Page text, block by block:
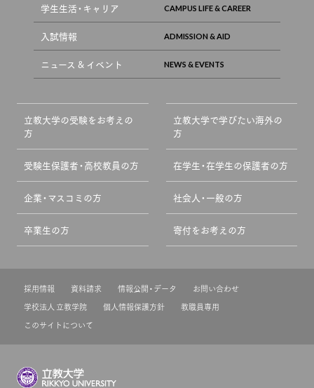
学生生活・キャリア
入試情報
ニュース & イベント
立教大学の受験をお考えの
方
立教大学で学びたい海外の
方
受験生保護者・高校教員の方 在学生・在学生の保護者の方
企業・マスコミの方 社会人・一般の方
卒業生の方 寄付をお考えの方
採用情報 資料請求 情報公開・データ
お問い合わせ
学校法人 立教学院
個人情報保護方針
教職員専用
このサイトについて